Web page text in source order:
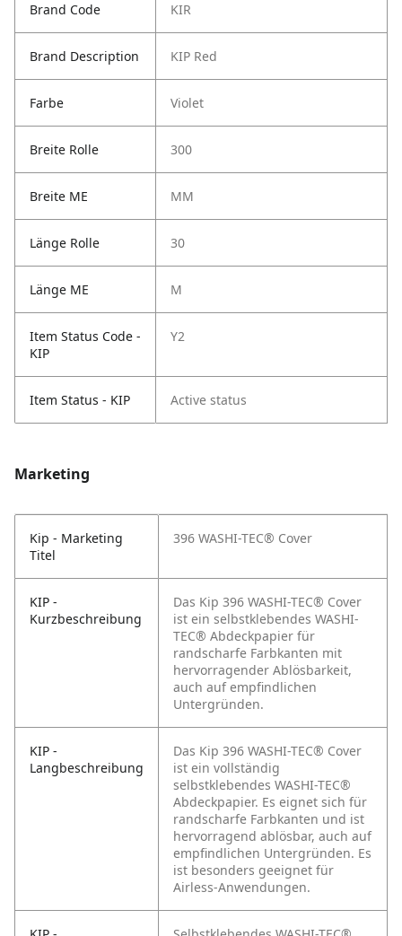
Brand Code KIR
Brand Description KIP Red
Farbe Violet
Breite Rolle 300
Breite ME MM
Länge Rolle 30
Länge ME M
Item Status Code -
KIP
Y2
Item Status - KIP Active status
Marketing
Kip - Marketing
Titel
396 WASHI-TEC® Cover
KIP -
Kurzbeschreibung
Das Kip 396 WASHI-TEC® Cover
ist ein selbstklebendes WASHI-
TEC® Abdeckpapier für
randscharfe Farbkanten mit
hervorragender Ablösbarkeit,
auch auf empfindlichen
Untergründen.
KIP -
Langbeschreibung
Das Kip 396 WASHI-TEC® Cover
ist ein vollständig
selbstklebendes WASHI-TEC®
Abdeckpapier. Es eignet sich für
randscharfe Farbkanten und ist
hervorragend ablösbar, auch auf
empfindlichen Untergründen. Es
ist besonders geeignet für
Airless-Anwendungen.